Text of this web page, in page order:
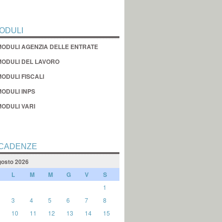
AGENZIA DELLE ENTRATE
DEL LAVORO
FISCALI
INPS
VARI
2026
L M M G V S
1
3 4 5 6 7
8
10 11 12 13 14
15